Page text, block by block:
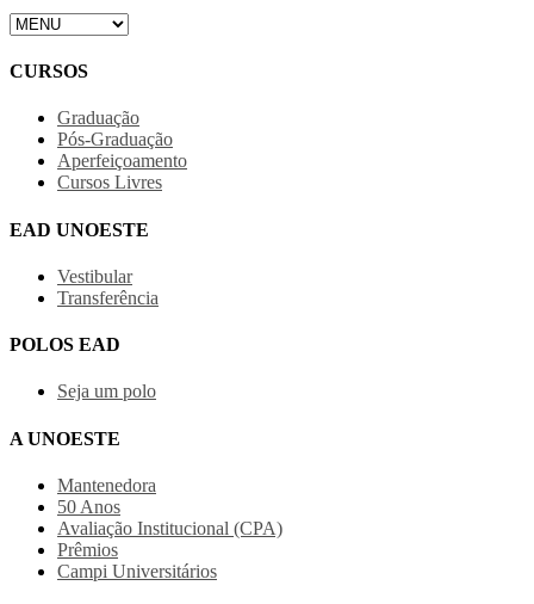
CURSOS
Graduação
Pós-Graduação
Aperfeiçoamento
Cursos Livres
EAD UNOESTE
Vestibular
Transferência
POLOS EAD
Seja um polo
A UNOESTE
Mantenedora
50 Anos
Avaliação Institucional (CPA)
Prêmios
Campi Universitários